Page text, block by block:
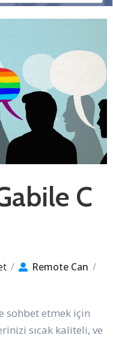
C
/ Remote Can /
sohbet etmek için
sıcak kaliteli, ve